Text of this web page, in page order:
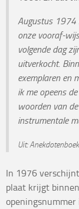
Augustus 1974
onze vooraf-
volgende dag
uitverkocht.
exemplaren en
ik me opeens
woorden van
instrumentale
Uit:
In 1976
plaat krijgt